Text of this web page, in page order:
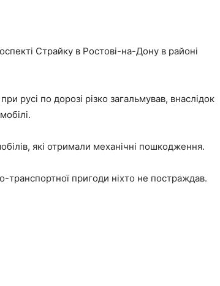
Страйку в Ростові-на-Дону в районі
русі по дорозі різко загальмував, внаслідок
які отримали механічні пошкодження.
транспортної пригоди ніхто не постраждав.